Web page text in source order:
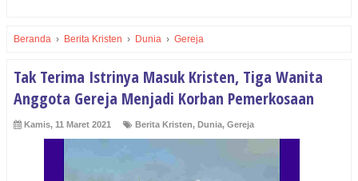
Beranda › Berita Kristen › Dunia › Gereja
Tak Terima Istrinya Masuk Kristen, Tiga Wanita
Anggota Gereja Menjadi Korban Pemerkosaan
Kamis, 11 Maret 2021 Berita Kristen, Dunia, Gereja